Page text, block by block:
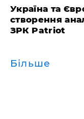
Україна та
створення
ЗРК Patriot
Більше